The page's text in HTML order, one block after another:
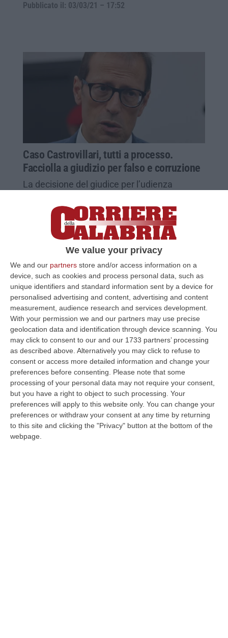
We value your privacy
We and our partners store and/or access information on a
device, such as cookies and process personal data, such as
unique identifiers and standard information sent by a device for
personalised advertising and content, advertising and content
measurement, audience research and services development.
With your permission we and our partners may use precise
geolocation data and identification through device scanning. You
may click to consent to our and our 1733 partners’ processing
as described above. Alternatively you may click to refuse to
consent or access more detailed information and change your
preferences before consenting.
Please note that some
processing of your personal data may not require your consent,
but you have a right to object to such processing. Your
preferences will apply to this website only. You can change your
preferences or withdraw your consent at any time by returning
to this site and clicking the "Privacy" button at the bottom of the
webpage.
Pubblicato il: 03/03/21 – 17:52
Caso Castrovillari, tutti a processo.
Facciolla a giudizio per falso e corruzione
La decisione del giudice per l’udienza
legate all’inchiesta “Stige”. Alla sbarra anche
Carmine Greco, Vito…
Pubblicato il: 19/10/20 – 19:07
Gli intrecci tra il poliziotto, il maresciallo e
i magistrati. L’informativa alla base del
“caso Castrovillari”
Gli arresti di Stige e le chiamate tra Tignanelli